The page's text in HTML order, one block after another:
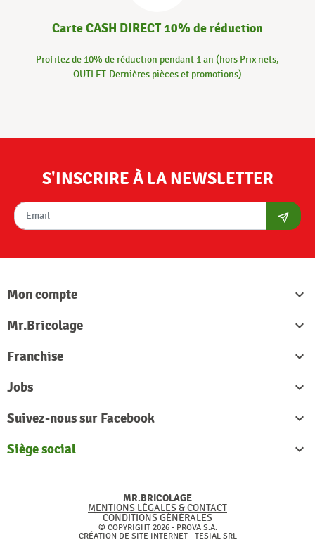
Carte CASH DIRECT 10% de réduction
Profitez de 10% de réduction pendant 1 an (hors Prix nets,
OUTLET-Dernières pièces et promotions)
S'INSCRIRE À LA NEWSLETTER
Mon compte

Mr.Bricolage

Franchise

Jobs

Suivez-nous sur Facebook

Siège social

MR.BRICOLAGE
MENTIONS LÉGALES & CONTACT
CONDITIONS GÉNÉRALES
© COPYRIGHT 2026 - PROVA S.A.
CRÉATION DE SITE INTERNET - TESIAL SRL